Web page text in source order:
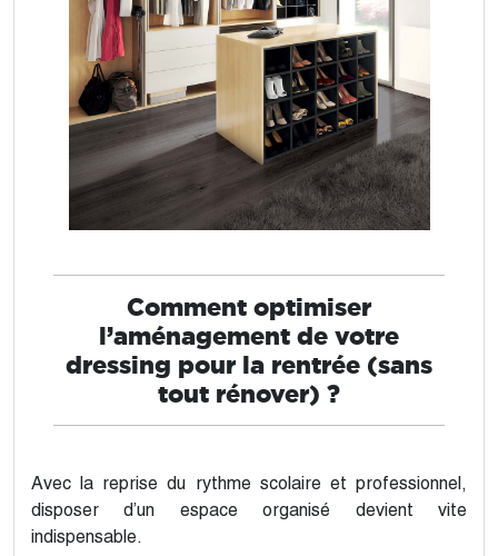
Comment optimiser
l’aménagement de votre
dressing pour la rentrée (sans
tout rénover) ?
Avec la reprise du rythme scolaire et professionnel,
disposer d’un espace organisé devient vite
indispensable.